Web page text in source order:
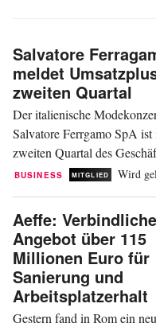
Salvatore
meldet
zweiten Quartal
Der italienische
Salvatore Ferrgamo SpA ist
zweiten Quartal des
2026 auf den
Mitteilung belief sich der
Konzernumsatz im Zeitraum
bis Juni auf 259 Millionen
Damit übertraf er das Niveau
Vorjahreszeitraums um 2,4
BUSINESS MITGLIED Wird
Aeffe:
Angebot über 115
Millionen Euro für
Sanierung und
Arbeitsplatzerhalt
Gestern fand in Rom ein